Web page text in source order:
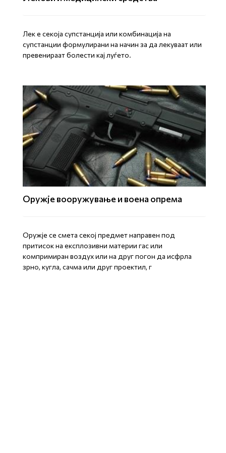
Лек е секоја супстанција или комбинација на
супстанции формулирани на начин за да лекуваат или
превенираат болести кај луѓето.
Оружје вооружување и воена опрема
Оружје се смета секој предмет направен под
притисок на експлозивни материи гас или
компримиран воздух или на друг погон да исфрла
зрно, кугла, сачма или друг проектил, г